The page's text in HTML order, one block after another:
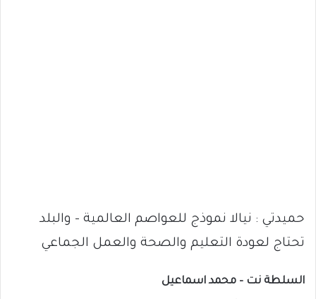
حميدتي : نيالا نموذج للعواصم العالمية – والبلد
تحتاج لعودة التعليم والصحة والعمل الجماعي
السلطة نت – محمد اسماعيل